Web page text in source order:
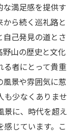
満足感を提供す
ら続く巡礼路と
自己発見の道とさ
山の歴史と文化
る者にとって貴重
風景や雰囲気に惹
も少なくありませ
景に、時代を超え
じています。こ